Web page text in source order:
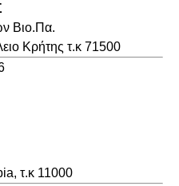
Βιο.Πα.
Κρήτης τ.κ 71500
τ.κ 11000